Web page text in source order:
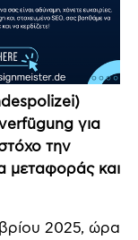
για
την
μεταφοράς και
2025, ώρα